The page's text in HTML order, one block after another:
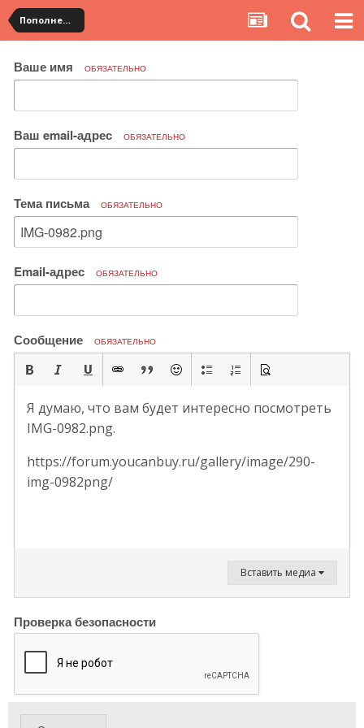
Пополнение
Ваше имя ОБЯЗАТЕЛЬНО
Ваш email-адрес ОБЯЗАТЕЛЬНО
Тема письма ОБЯЗАТЕЛЬНО
Email-адрес ОБЯЗАТЕЛЬНО
Сообщение ОБЯЗАТЕЛЬНО
Я думаю, что вам будет интересно посмотреть
IMG-0982.png.
https://forum.youcanbuy.ru/gallery/image/290-
img-0982png/
Вставить медиа
Проверка безопасности